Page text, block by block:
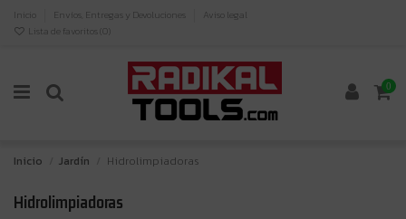
Inicio Envíos, Entregas y Devoluciones
Aviso legal
Lista de favoritos ( 0)
0
Inicio Jardín Hidrolimpiadoras
Hidrolimpiadoras